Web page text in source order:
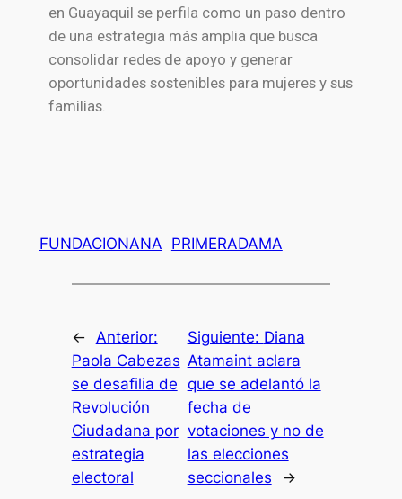
en Guayaquil se perfila como un paso dentro
de una estrategia más amplia que busca
consolidar redes de apoyo y generar
oportunidades sostenibles para mujeres y sus
familias.
FUNDACIONANA PRIMERADAMA
←
Anterior:
Paola Cabezas
se desafilia de
Revolución
Ciudadana por
estrategia
electoral
Siguiente: Diana
Atamaint aclara
que se adelantó la
fecha de
votaciones y no de
las elecciones
seccionales
→